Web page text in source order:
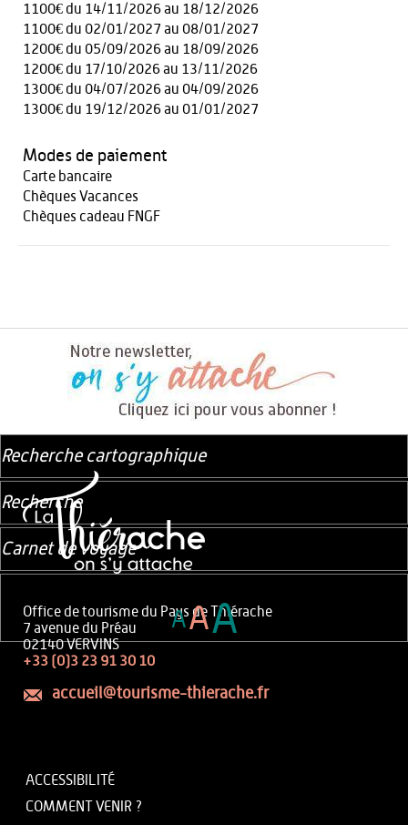
1100€ du 14/11/2026 au 18/12/2026
1100€ du 02/01/2027 au 08/01/2027
1200€ du 05/09/2026 au 18/09/2026
1200€ du 17/10/2026 au 13/11/2026
1300€ du 04/07/2026 au 04/09/2026
1300€ du 19/12/2026 au 01/01/2027
Modes de paiement
Carte bancaire
Chèques Vacances
Chèques cadeau FNGF
Office de tourisme du Pays de Thiérache
7 avenue du Préau
02140 VERVINS
+33 (0)3 23 91 30 10
accueil@tourisme-thierache.fr
ACCESSIBILITÉ
COMMENT VENIR ?
Recherche cartographique
Recherche
Carnet de voyage
AAA